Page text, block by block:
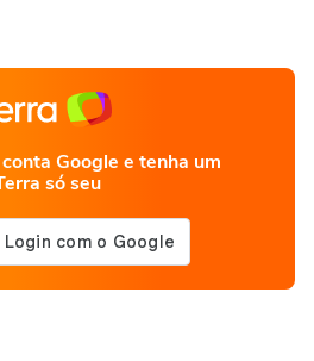
Google e tenha um
só seu